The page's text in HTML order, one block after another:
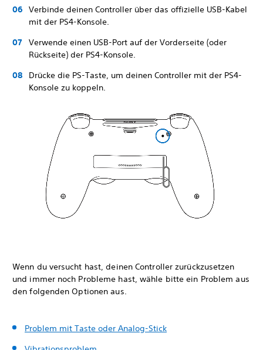
Verbinde deinen Controller über das offizielle USB-Kabel
mit der PS4-Konsole.
Verwende einen USB-Port auf der Vorderseite (oder
Rückseite) der PS4-Konsole.
Drücke die PS-Taste, um deinen Controller mit der PS4-
Konsole zu koppeln.
Wenn du versucht hast, deinen Controller zurückzusetzen
und immer noch Probleme hast, wähle bitte ein Problem aus
den folgenden Optionen aus.
Problem mit Taste oder Analog-Stick